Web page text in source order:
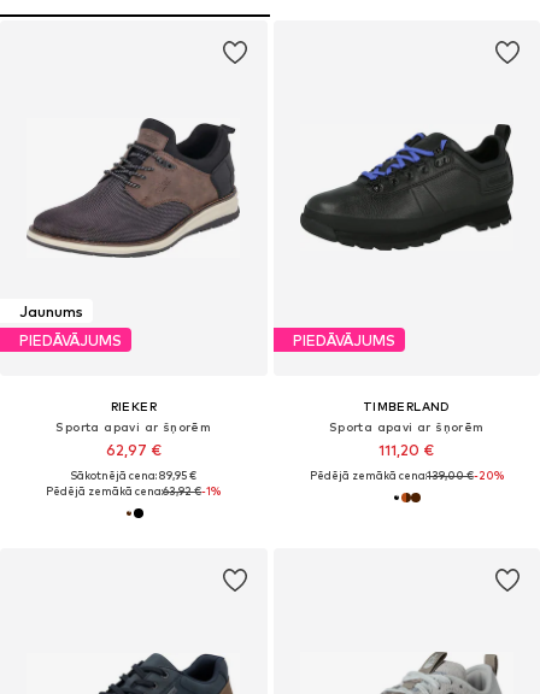
Jaunums
PIEDĀVĀJUMS
RIEKER
Sporta apavi ar šņorēm
62,97 €
Sākotnējā cena: 89,95 €
Pēdējā zemākā cena:63,92 €-1%
PIEDĀVĀJUMS
TIMBERLAND
Sporta apavi ar šņorēm
111,20 €
Pēdējā zemākā cena:139,00 €-20%